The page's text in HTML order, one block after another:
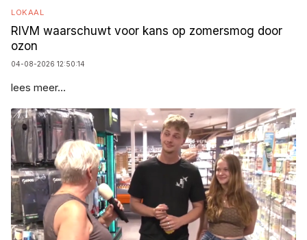
LOKAAL
RIVM waarschuwt voor kans op zomersmog door
ozon
04-08-2026 12:50:14
lees meer...